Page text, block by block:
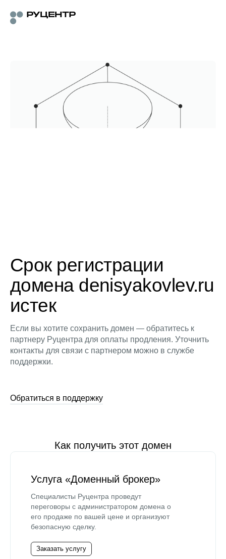
Срок регистрации
домена denisyakovlev.ru
истек
Если вы хотите сохранить домен — обратитесь к
партнеру Руцентра для оплаты продления. Уточнить
контакты для связи с партнером можно в службе
поддержки.
Обратиться в поддержку
Как получить этот домен
Услуга «Доменный брокер»
Специалисты Руцентра проведут
переговоры с администратором домена о
его продаже по вашей цене и организуют
безопасную сделку.
Заказать услугу